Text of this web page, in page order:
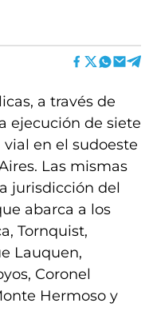
a través de
ejecución de siete
en el sudoeste
Las mismas
jurisdicción del
abarca a los
Tornquist,
Lauquen,
Coronel
Hermoso y